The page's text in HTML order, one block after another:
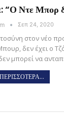
“Ο Ντε Μπορ
Σεπ 24, 2020
στον νέο
δεν έχει ο
μπορεί να